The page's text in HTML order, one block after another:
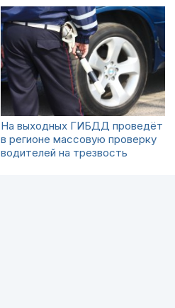
На выходных ГИБДД проведёт
в регионе массовую проверку
водителей на трезвость